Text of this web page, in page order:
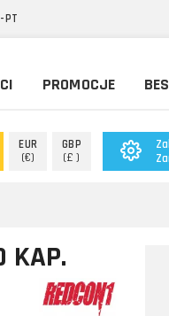
PT
PROMOCJE
EUR
(€)
GBP
(£ )
KAP.